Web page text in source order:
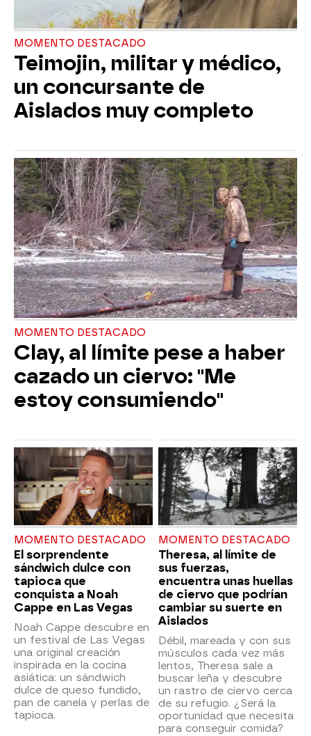
MOMENTO DESTACADO
Teimojin, militar y médico,
un concursante de
Aislados muy completo
MOMENTO DESTACADO
Clay, al límite pese a haber
cazado un ciervo: "Me
estoy consumiendo"
MOMENTO DESTACADO
El sorprendente
sándwich dulce con
tapioca que
conquista a Noah
Cappe en Las Vegas
Noah Cappe descubre en
un festival de Las Vegas
una original creación
inspirada en la cocina
asiática: un sándwich
dulce de queso fundido,
pan de canela y perlas de
tapioca.
MOMENTO DESTACADO
Theresa, al límite de
sus fuerzas,
encuentra unas huellas
de ciervo que podrían
cambiar su suerte en
Aislados
Débil, mareada y con sus
músculos cada vez más
lentos, Theresa sale a
buscar leña y descubre
un rastro de ciervo cerca
de su refugio. ¿Será la
oportunidad que necesita
para conseguir comida?